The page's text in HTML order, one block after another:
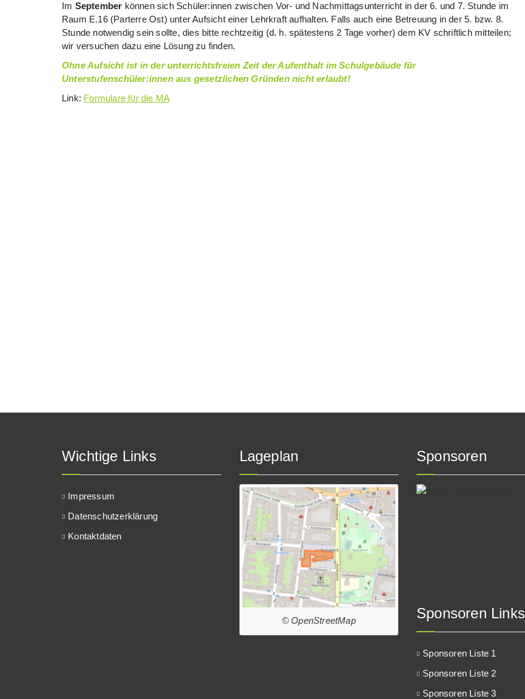
Im September können sich Schüler:innen zwischen Vor- und Nachmittagsunterricht in der 6. und 7. Stunde im
Raum E.16 (Parterre Ost) unter Aufsicht einer Lehrkraft aufhalten. Falls auch eine Betreuung in der 5. bzw. 8.
Stunde notwendig sein sollte, dies bitte rechtzeitig (d. h. spätestens 2 Tage vorher) dem KV schriftlich mitteilen;
wir versuchen dazu eine Lösung zu finden.
Ohne Aufsicht ist in der unterrichtsfreien Zeit der Aufenthalt im Schulgebäude für
Unterstufenschüler:innen aus gesetzlichen Gründen nicht erlaubt!
Link: Formulare für die MA
Wichtige Links
Impressum
Datenschutzerklärung
Kontaktdaten
Lageplan
© OpenStreetMap
Sponsoren
Sponsoren Links
Sponsoren Liste 1
Sponsoren Liste 2
Sponsoren Liste 3